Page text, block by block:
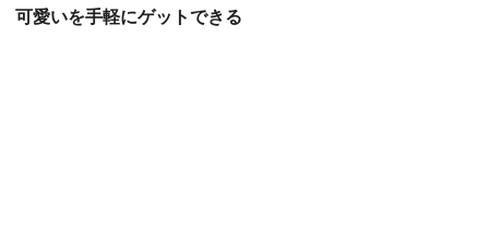
可愛いを手軽にゲットできる